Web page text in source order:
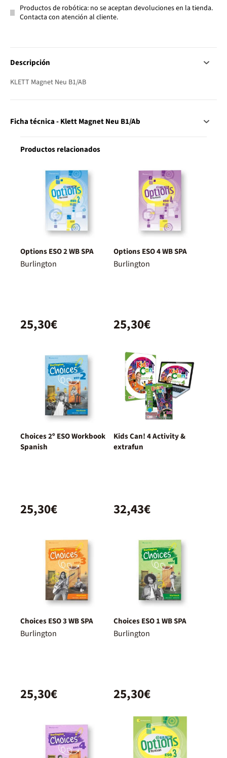
Productos de robótica: no se aceptan devoluciones en la tienda.
Contacta con atención al cliente.
Descripción
KLETT Magnet Neu B1/AB
Ficha técnica - Klett Magnet Neu B1/Ab
Productos relacionados
Options ESO 2 WB SPA
Burlington
25,30€
Options ESO 4 WB SPA
Burlington
25,30€
Choices 2º ESO Workbook
Spanish
25,30€
Kids Can! 4 Activity &
extrafun
32,43€
Choices ESO 3 WB SPA
Burlington
25,30€
Choices ESO 1 WB SPA
Burlington
25,30€